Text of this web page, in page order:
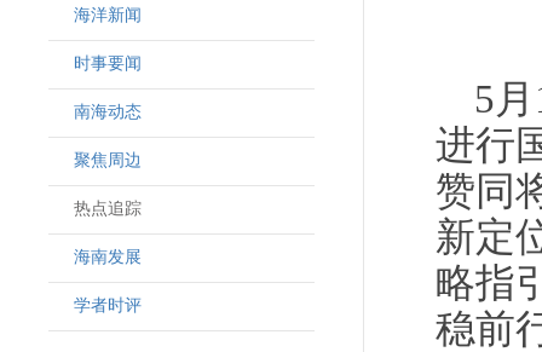
海洋新闻
时事要闻
南海动态
聚焦周边
热点追踪
海南发展
学者时评
5
进行
赞同
新定
略指
稳前